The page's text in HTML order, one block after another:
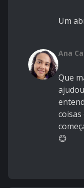
Um
Ana
Que
😊